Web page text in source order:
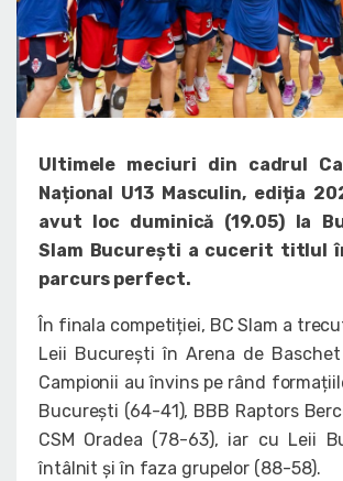
Ultimele meciuri din cadrul
Național U13 Masculin, ediția
avut loc duminică (19.05) la
Slam București a cucerit titlul
parcurs perfect.
În finala competiției, BC Slam a
Leii București în Arena de
Campionii au învins pe rând
București (64-41), BBB Raptors
CSM Oradea (78-63), iar cu Leii
întâlnit și în faza grupelor (88-58).